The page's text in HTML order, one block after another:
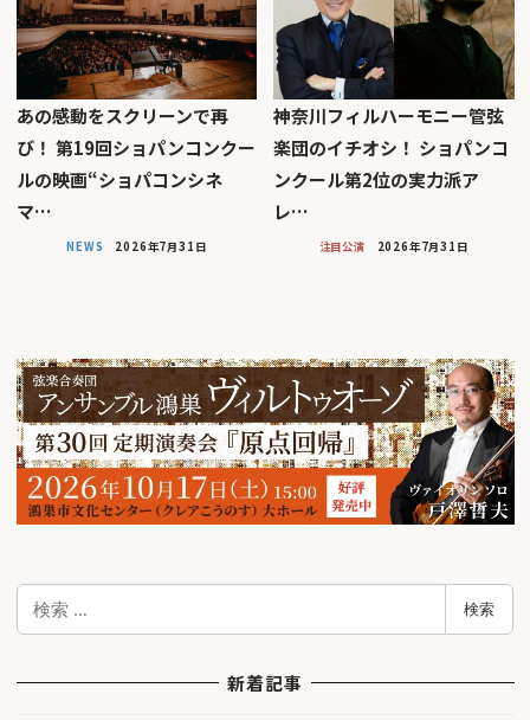
あの感動をスクリーンで再
び！ 第19回ショパンコンクー
ルの映画“ショパコンシネ
マ…
NEWS 2026年7月31日
神奈川フィルハーモニー管弦
楽団のイチオシ！ ショパンコ
ンクール第2位の実力派ア
レ…
注目公演 2026年7月31日
検索
新着記事